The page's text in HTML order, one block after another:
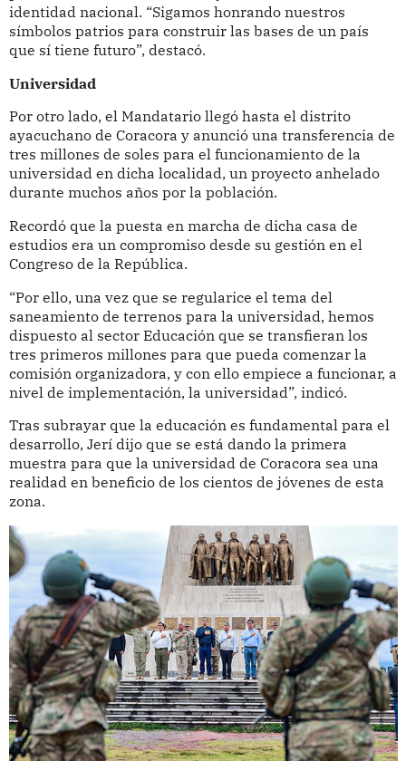
identidad nacional. “Sigamos honrando nuestros
símbolos patrios para construir las bases de un país
que sí tiene futuro”, destacó.
Universidad
Por otro lado, el Mandatario llegó hasta el distrito
ayacuchano de Coracora y anunció una transferencia de
tres millones de soles para el funcionamiento de la
universidad en dicha localidad, un proyecto anhelado
durante muchos años por la población.
Recordó que la puesta en marcha de dicha casa de
estudios era un compromiso desde su gestión en el
Congreso de la República.
“Por ello, una vez que se regularice el tema del
saneamiento de terrenos para la universidad, hemos
dispuesto al sector Educación que se transfieran los
tres primeros millones para que pueda comenzar la
comisión organizadora, y con ello empiece a funcionar, a
nivel de implementación, la universidad”, indicó.
Tras subrayar que la educación es fundamental para el
desarrollo, Jerí dijo que se está dando la primera
muestra para que la universidad de Coracora sea una
realidad en beneficio de los cientos de jóvenes de esta
zona.